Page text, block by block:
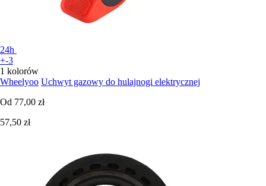
24h
+-3
1 kolorów
Wheelyoo Uchwyt gazowy do hulajnogi elektrycznej
Od 77,00 zł
57,50 zł